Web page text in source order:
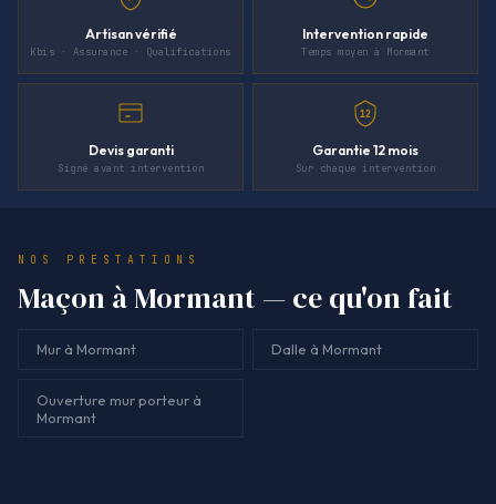
Artisan vérifié
Kbis · Assurance · Qualifications
Intervention rapide
Temps moyen à Mormant
Devis garanti
Signé avant intervention
12
Garantie 12 mois
Sur chaque intervention
NOS PRESTATIONS
Maçon à Mormant — ce qu'on fait
Mur à Mormant Dalle à Mormant
Ouverture mur porteur à
Mormant